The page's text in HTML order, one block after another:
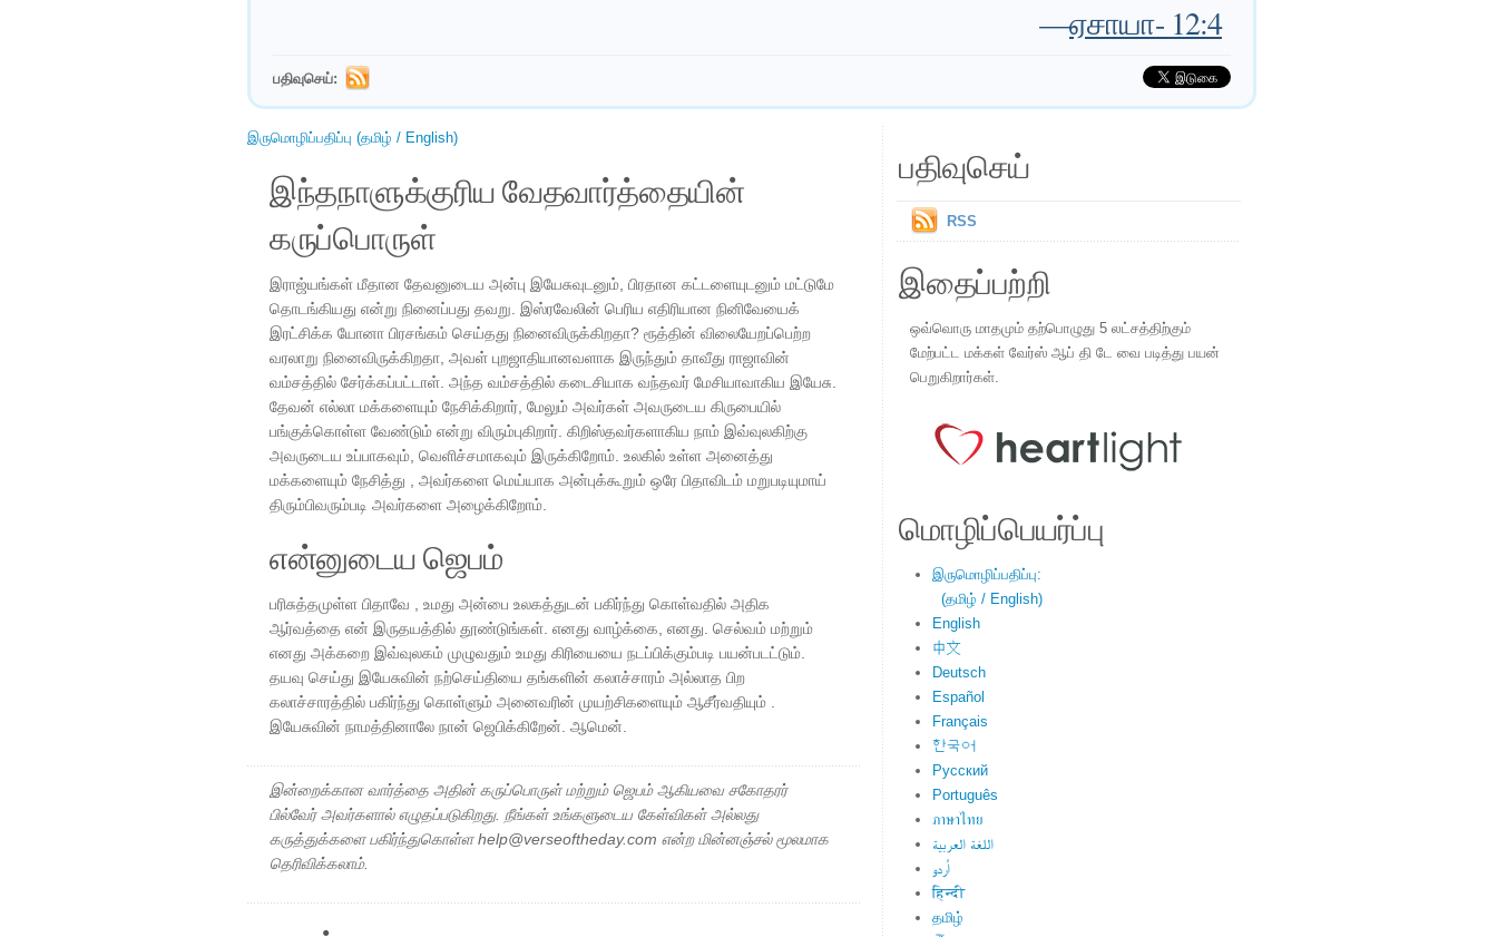
—ஏசாயா- 12:4
பதிவுசெய்:
இருமொழிப்பதிப்பு (தமிழ் / English)
இந்தநாளுக்குரிய வேதவார்த்தையின்
கருப்பொருள்
இராஜ்யங்கள் மீதான தேவனுடைய அன்பு இயேசுவுடனும், பிரதான கட்டளையுடனும் மட்டுமே
தொடங்கியது என்று நினைப்பது தவறு. இஸ்ரவேலின் பெரிய எதிரியான நினிவேயைக்
இரட்சிக்க யோனா பிரசங்கம் செய்தது நினைவிருக்கிறதா? ரூத்தின் விலையேறப்பெற்ற
வரலாறு நினைவிருக்கிறதா, அவள் புறஜாதியானவளாக இருந்தும் தாவீது ராஜாவின்
வம்சத்தில் சேர்க்கப்பட்டாள். அந்த வம்சத்தில் கடைசியாக வந்தவர் மேசியாவாகிய இயேசு.
தேவன் எல்லா மக்களையும் நேசிக்கிறார், மேலும் அவர்கள் அவருடைய கிருபையில்
பங்குக்கொள்ள வேண்டும் என்று விரும்புகிறார். கிறிஸ்தவர்களாகிய நாம் இவ்வுலகிற்கு
அவருடைய உப்பாகவும், வெளிச்சமாகவும் இருக்கிறோம். உலகில் உள்ள அனைத்து
மக்களையும் நேசித்து , அவர்களை மெய்யாக அன்புக்கூறும் ஒரே பிதாவிடம் மறுபடியுமாய்
திரும்பிவரும்படி அவர்களை அழைக்கிறோம்.
என்னுடைய ஜெபம்
பரிசுத்தமுள்ள பிதாவே , உமது அன்பை உலகத்துடன் பகிர்ந்து கொள்வதில் அதிக
ஆர்வத்தை என் இருதயத்தில் தூண்டுங்கள். எனது வாழ்க்கை, எனது. செல்வம் மற்றும்
எனது அக்கறை இவ்வுலகம் முழுவதும் உமது கிரியையை நடப்பிக்கும்படி பயன்படட்டும்.
தயவு செய்து இயேசுவின் நற்செய்தியை தங்களின் கலாச்சாரம் அல்லாத பிற
கலாச்சாரத்தில் பகிர்ந்து கொள்ளும் அனைவரின் முயற்சிகளையும் ஆசீர்வதியும் .
இயேசுவின் நாமத்தினாலே நான் ஜெபிக்கிறேன். ஆமென்.
இன்றைக்கான வார்த்தை அதின் கருப்பொருள் மற்றும் ஜெபம் ஆகியவை சகோதரர்
பில்வேர் அவர்களால் எழுதப்படுகிறது. நீங்கள் உங்களுடைய கேள்விகள் அல்லது
கருத்துக்களை பகிர்ந்துகொள்ள help@verseoftheday.com என்ற மின்னஞ்சல் மூலமாக
தெரிவிக்கலாம்.
பதிவுசெய்
RSS
இதைப்பற்றி
ஒவ்வொரு மாதமும் தற்பொழுது 5 லட்சத்திற்கும்
மேற்பட்ட மக்கள் வேர்ஸ் ஆப் தி டே வை படித்து பயன்
பெறுகிறார்கள்.
மொழிப்பெயர்ப்பு
இருமொழிப்பதிப்பு:
(தமிழ் / English)
English
中文
Deutsch
Español
Français
한국어
Русский
Português
ภาษาไทย
اللغة العربية
اُردو
हिन्दी
தமிழ்